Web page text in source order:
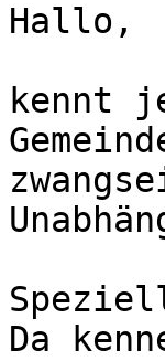
Hallo,
kennt
Da